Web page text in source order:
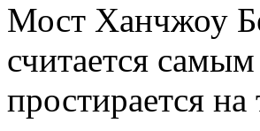
Мост Ханчжоу
считается
простирается